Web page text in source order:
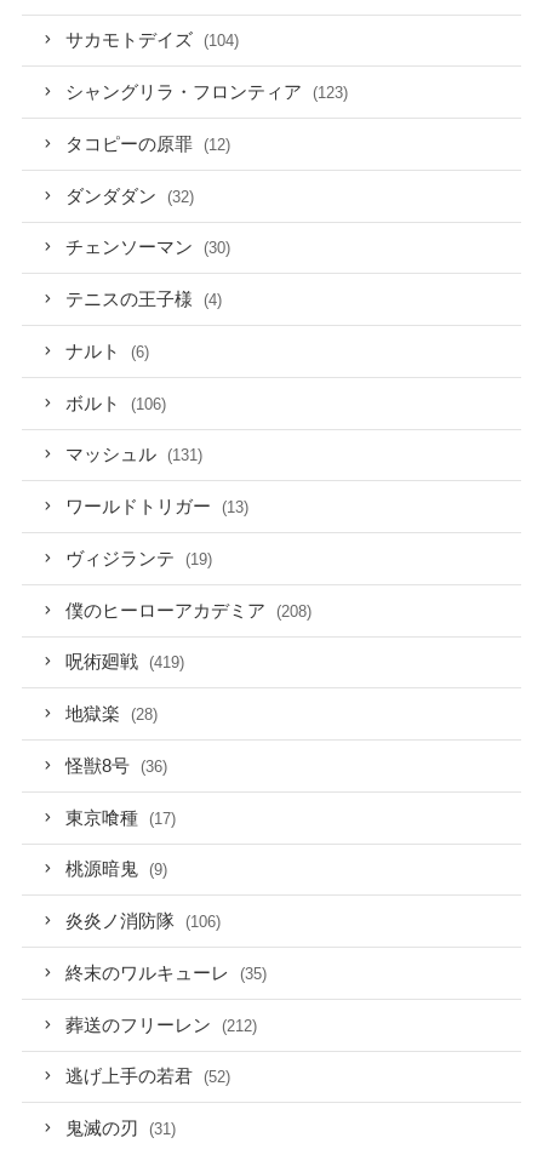
サカモトデイズ (104)
シャングリラ・フロンティア (123)
タコピーの原罪 (12)
ダンダダン (32)
チェンソーマン (30)
テニスの王子様 (4)
ナルト (6)
ボルト (106)
マッシュル (131)
ワールドトリガー (13)
ヴィジランテ (19)
僕のヒーローアカデミア (208)
呪術廻戦 (419)
地獄楽 (28)
怪獣8号 (36)
東京喰種 (17)
桃源暗鬼 (9)
炎炎ノ消防隊 (106)
終末のワルキューレ (35)
葬送のフリーレン (212)
逃げ上手の若君 (52)
鬼滅の刃 (31)